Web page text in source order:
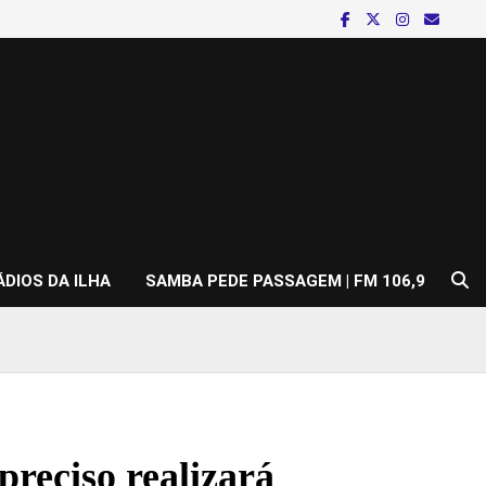
DA ILHA SAMBA PEDE PASSAGEM | FM 106,9
realizará